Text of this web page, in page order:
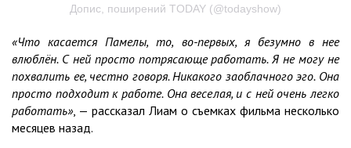
Допис, поширений TODAY (@todayshow)
«Что касается Памелы, то, во-первых, я безумно в нее
влюблён. С ней просто потрясающе работать. Я не могу не
похвалить ее, честно говоря. Никакого заоблачного эго. Она
просто подходит к работе. Она веселая, и с ней очень легко
работать», — рассказал Лиам о съемках фильма несколько
месяцев назад.